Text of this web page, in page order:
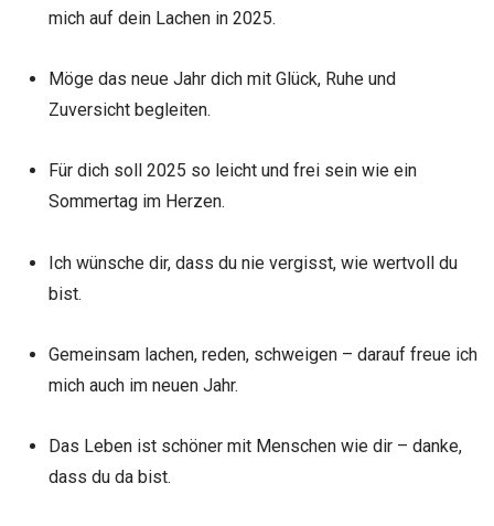
mich auf dein Lachen in 2025.
Möge das neue Jahr dich mit Glück, Ruhe und
Zuversicht begleiten.
Für dich soll 2025 so leicht und frei sein wie ein
Sommertag im Herzen.
Ich wünsche dir, dass du nie vergisst, wie wertvoll du
bist.
Gemeinsam lachen, reden, schweigen – darauf freue ich
mich auch im neuen Jahr.
Das Leben ist schöner mit Menschen wie dir – danke,
dass du da bist.